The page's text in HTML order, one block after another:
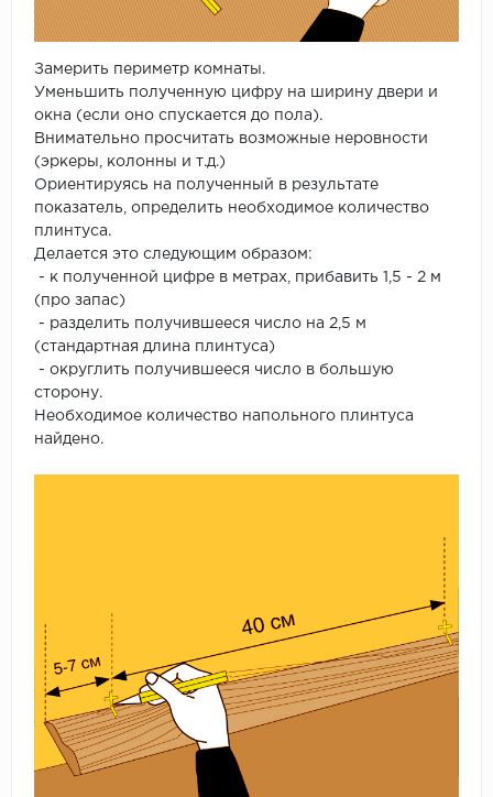
Замерить периметр комнаты.
Уменьшить полученную цифру на ширину двери и
окна (если оно спускается до пола).
Внимательно просчитать возможные неровности
(эркеры, колонны и т.д.)
Ориентируясь на полученный в результате
показатель, определить необходимое количество
плинтуса.
Делается это следующим образом:
- к полученной цифре в метрах, прибавить 1,5 - 2 м
(про запас)
- разделить получившееся число на 2,5 м
(стандартная длина плинтуса)
- округлить получившееся число в большую
сторону.
Необходимое количество напольного плинтуса
найдено.